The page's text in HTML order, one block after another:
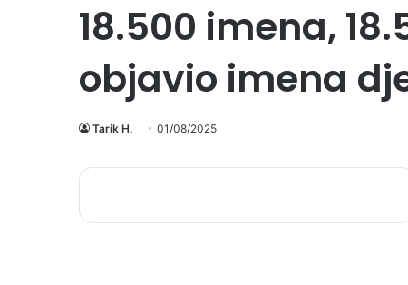
18.500 imena,
objavio imena
Tarik H. 01/08/2025